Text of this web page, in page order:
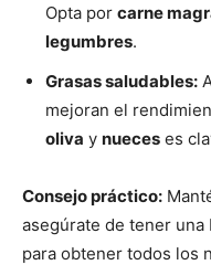
Opta por carne
legumbres.
Grasas saludables:
mejoran el
oliva y nueces es
Consejo práctico:
asegúrate de tener una
para obtener todos los